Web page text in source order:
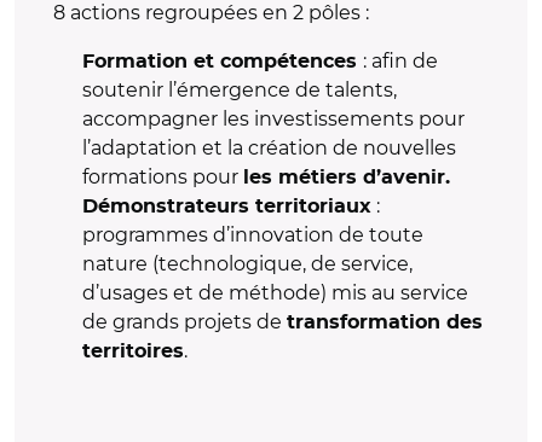
8 actions regroupées en 2 pôles :
Formation et compétences : afin de
soutenir l’émergence de talents,
accompagner les investissements pour
l’adaptation et la création de nouvelles
formations pour les métiers d’avenir.
Démonstrateurs territoriaux :
programmes d’innovation de toute
nature (technologique, de service,
d’usages et de méthode) mis au service
de grands projets de transformation des
territoires.